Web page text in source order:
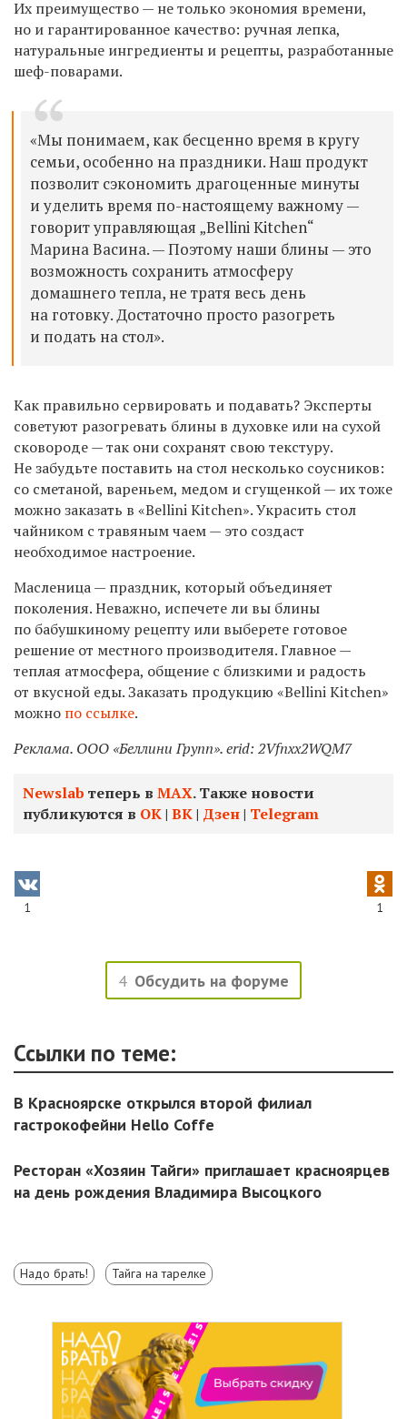
Их преимущество — не только экономия времени,
но и гарантированное качество: ручная лепка,
натуральные ингредиенты и рецепты, разработанные
шеф-поварами.
«Мы понимаем, как бесценно время в кругу
семьи, особенно на праздники. Наш продукт
позволит сэкономить драгоценные минуты
и уделить время по-настоящему важному —
говоритуправляющая „Bellini Kitchen“
Марина Васина. — Поэтому наши блины — это
возможность сохранить атмосферу
домашнего тепла, не тратя весь день
на готовку. Достаточно просто разогреть
и подать на стол».
Как правильно сервировать и подавать? Эксперты
советуют разогревать блины в духовке или на сухой
сковороде — так они сохранят свою текстуру.
Не забудьте поставить на стол несколько соусников:
со сметаной, вареньем, медом и сгущенкой — их тоже
можно заказать в «Bellini Kitchen». Украсить стол
чайником с травяным чаем — это создаст
необходимое настроение.
Масленица — праздник, который объединяет
поколения. Неважно, испечете ли вы блины
по бабушкиному рецепту или выберете готовое
решение от местного производителя. Главное —
теплая атмосфера, общение с близкими и радость
от вкусной еды.Заказать продукцию «Bellini Kitchen»
можно по ссылке.
Реклама. ООО «Беллини Групп». erid: 2Vfnxx2WQM7
Newslab теперь в МАХ. Также новости
публикуются в ОК| ВК| Дзен| Telegram
1 1
4 Обсудить на форуме
Ссылки по теме:
В Красноярске открылся второй филиал
гастрокофейни Hello Coffe
Ресторан «Хозяин Тайги» приглашает красноярцев
на день рождения Владимира Высоцкого
Надо брать! Тайга на тарелке